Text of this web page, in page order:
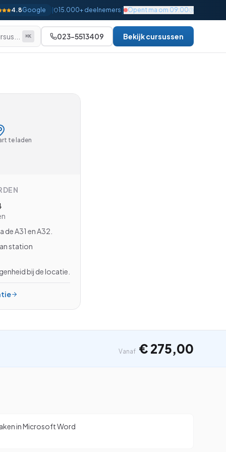
4.8Google 15.000+ deelnemers | Opent ma om 09:00
Gevorderd
Gevorderd
Beginner
Beginner
⌘K 023-5513409 Bekijk cursussen
te laden
A31 en A32.
station
bij de locatie.
Vanaf € 275,00
in Microsoft Word